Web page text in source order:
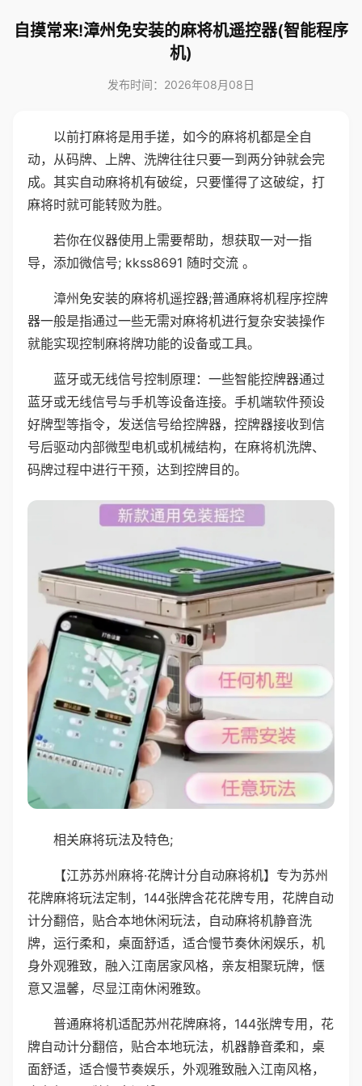
自摸常来!漳州免安装的麻将机遥控器(智能程序
机)
发布时间：2026年08月08日
以前打麻将是用手搓，如今的麻将机都是全自
动，从码牌、上牌、洗牌往往只要一到两分钟就会完
成。其实自动麻将机有破绽，只要懂得了这破绽，打
麻将时就可能转败为胜。
若你在仪器使用上需要帮助，想获取一对一指
导，添加微信号; kkss8691 随时交流 。
漳州免安装的麻将机遥控器;普通麻将机程序控牌
器一般是指通过一些无需对麻将机进行复杂安装操作
就能实现控制麻将牌功能的设备或工具。
蓝牙或无线信号控制原理：一些智能控牌器通过
蓝牙或无线信号与手机等设备连接。手机端软件预设
好牌型等指令，发送信号给控牌器，控牌器接收到信
号后驱动内部微型电机或机械结构，在麻将机洗牌、
码牌过程中进行干预，达到控牌目的。
相关麻将玩法及特色;
【江苏苏州麻将·花牌计分自动麻将机】专为苏州
花牌麻将玩法定制，144张牌含花花牌专用，花牌自动
计分翻倍，贴合本地休闲玩法，自动麻将机静音洗
牌，运行柔和，桌面舒适，适合慢节奏休闲娱乐，机
身外观雅致，融入江南居家风格，亲友相聚玩牌，惬
意又温馨，尽显江南休闲雅致。
普通麻将机适配苏州花牌麻将，144张牌专用，花
牌自动计分翻倍，贴合本地玩法，机器静音柔和，桌
面舒适，适合慢节奏娱乐，外观雅致融入江南风格，